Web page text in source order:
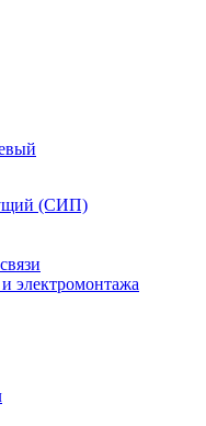
(СИП)
электромонтажа